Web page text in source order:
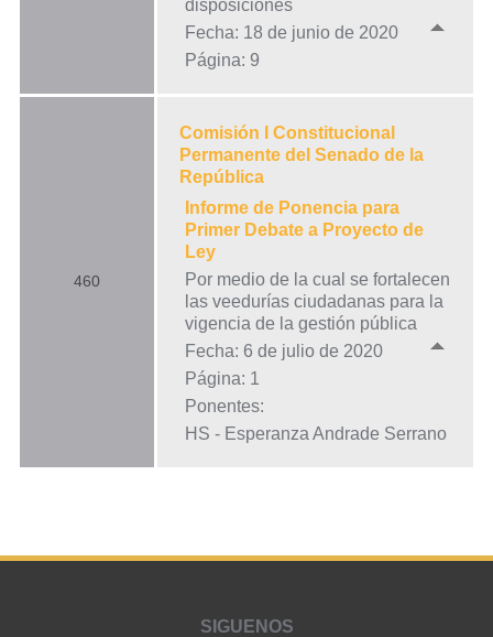
disposiciones
Fecha: 18 de junio de 2020
Página: 9
460
Comisión I Constitucional
Permanente del Senado de la
República
Informe de Ponencia para
Primer Debate a Proyecto de
Ley
Por medio de la cual se fortalecen
las veedurías ciudadanas para la
vigencia de la gestión pública
Fecha: 6 de julio de 2020
Página: 1
Ponentes:
HS - Esperanza Andrade Serrano
SIGUENOS